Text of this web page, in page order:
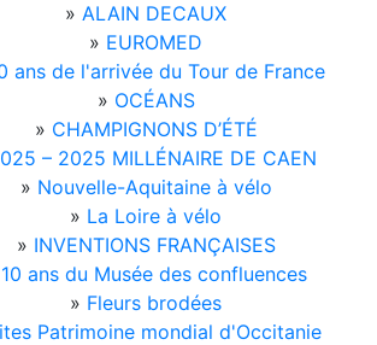
» ALAIN DECAUX
» EUROMED
ans de l'arrivée du Tour de France
» OCÉANS
» CHAMPIGNONS D’ÉTÉ
– 2025 MILLÉNAIRE DE CAEN
» Nouvelle-Aquitaine à vélo
» La Loire à vélo
» INVENTIONS FRANÇAISES
10 ans du Musée des confluences
» Fleurs brodées
Patrimoine mondial d'Occitanie